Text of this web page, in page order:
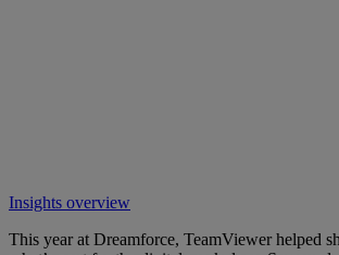
Insights overview
This year at Dreamforce, TeamViewer helped